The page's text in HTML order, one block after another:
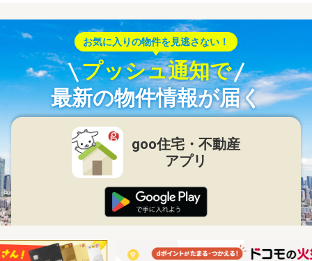
お気に入りの物件を見逃さない！
プッシュ通知で
最新の物件情報が届く
goo住宅・不動産
アプリ